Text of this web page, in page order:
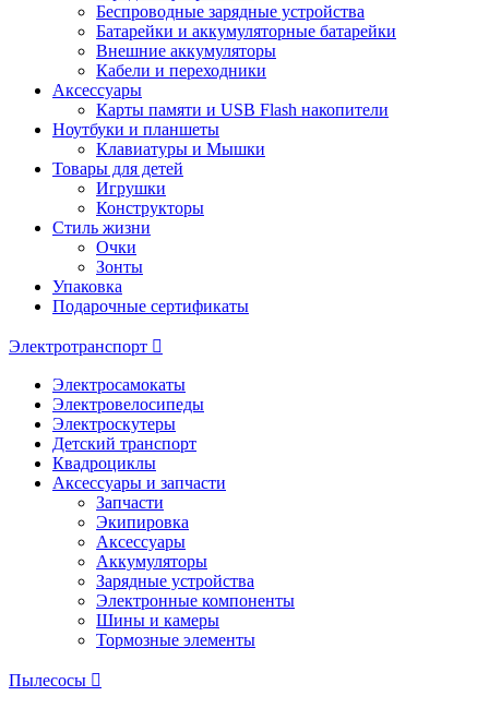
Беспроводные зарядные устройства
Батарейки и аккумуляторные батарейки
Внешние аккумуляторы
Кабели и переходники
Аксессуары
Карты памяти и USB Flash накопители
Ноутбуки и планшеты
Клавиатуры и Мышки
Товары для детей
Игрушки
Конструкторы
Стиль жизни
Очки
Зонты
Упаковка
Подарочные сертификаты
Электротранспорт
Электросамокаты
Электровелосипеды
Электроскутеры
Детский транспорт
Квадроциклы
Аксессуары и запчасти
Запчасти
Экипировка
Аксессуары
Аккумуляторы
Зарядные устройства
Электронные компоненты
Шины и камеры
Тормозные элементы
Пылесосы